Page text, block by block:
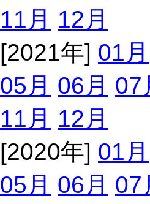
11月 12月
[2021年] 01月
05月 06月 07
11月 12月
[2020年] 01月
05月 06月 07